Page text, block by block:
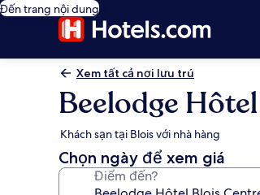
Đến trang nội dung
Xem tất cả nơi lưu trú
Beelodge
Khách sạn tại Blois với nhà hàng
Chọn ngày để xem giá
Điểm đến?